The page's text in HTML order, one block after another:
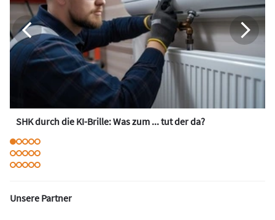
SHK durch die KI-Brille: Was zum ... tut der da?
Unsere Partner